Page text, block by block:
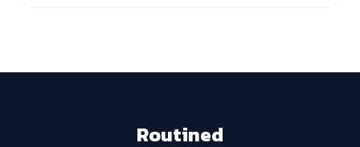
Routined